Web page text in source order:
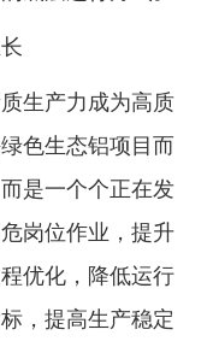
生产力成为高质
色生态铝项目而
是一个个正在发
岗位作业，提升
优化，降低运行
，提高生产稳定